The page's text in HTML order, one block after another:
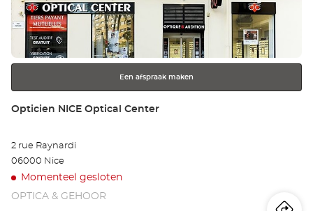
de
ENTER
toets
voor
meer
Een afspraak maken
Winkel:
Opticien NICE Optical Center
2 rue Raynardi
06000 Nice
Momenteel gesloten
OPTICA & GEHOOR